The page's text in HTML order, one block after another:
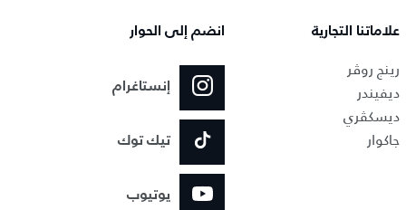
علاماتنا التجارية
رينج روڤر
ديفيندر
ديسكڤري
جاكوار
انضم إلى الحوار
إنستاغرام
تيك توك
يوتيوب